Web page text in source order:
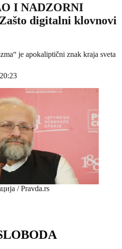
I NADZORNI
digitalni klovnovi
je apokaliptični znak kraja sveta
20:23
/ Pravda.rs